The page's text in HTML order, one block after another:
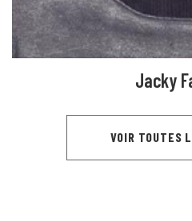
Jacky
VOIR TOUTES